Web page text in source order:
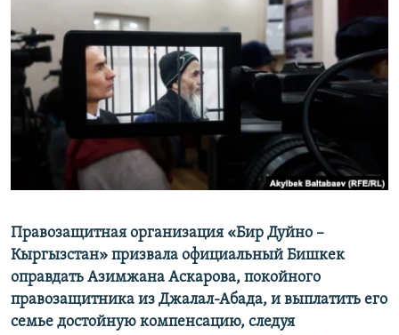
Правозащитная организация «Бир Дуйно –
Кыргызстан» призвала официальный Бишкек
оправдать Азимжана Аскарова, покойного
правозащитника из Джалал-Абада, и выплатить его
семье достойную компенсацию, следуя